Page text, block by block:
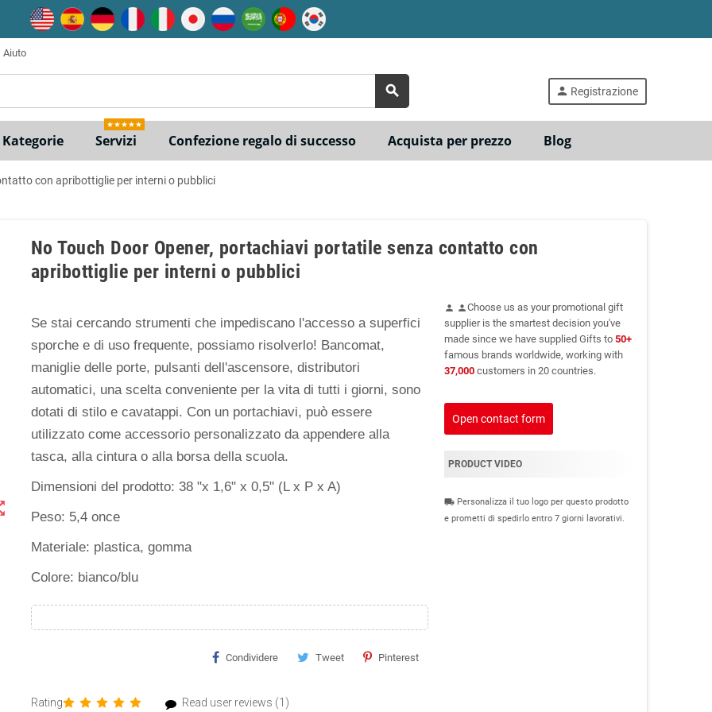
Aiuto
search person Registrazione
Kategorie Servizi
★★★★★
Confezione regalo di successo Acquista per prezzo Blog
con apribottiglie per interni o pubblici
No Touch Door Opener, portachiavi portatile senza contatto con
apribottiglie per interni o pubblici
Se stai cercando strumenti che impediscano l'accesso a superfici
sporche e di uso frequente, possiamo risolverlo! Bancomat,
maniglie delle porte, pulsanti dell'ascensore, distributori
automatici, una scelta conveniente per la vita di tutti i giorni, sono
dotati di stilo e cavatappi. Con un portachiavi, può essere
utilizzato come accessorio personalizzato da appendere alla
tasca, alla cintura o alla borsa della scuola.
Dimensioni del prodotto: 38 "x 1,6" x 0,5" (L x P x A)
Peso: ‎5,4 once
Materiale: plastica, gomma
Colore: bianco/blu
Condividere Tweet Pinterest
Rating Read user reviews (1)
person personChoose us as your promotional gift
supplier is the smartest decision you've
made since we have supplied Gifts to 50+
famous brands worldwide, working with
37,000customers in 20 countries.
Open contact form
PRODUCT VIDEO
local_shipping Personalizza il tuo logo per questo prodotto
e prometti di spedirlo entro 7 giorni lavorativi.